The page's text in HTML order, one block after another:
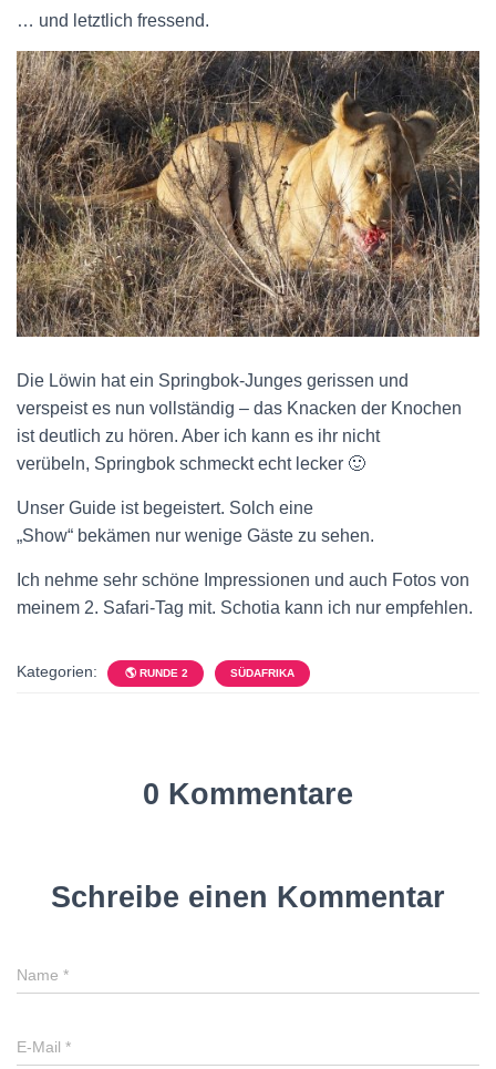
… und letztlich fressend.
Die Löwin hat ein Springbok-Junges gerissen und
verspeist es nun vollständig – das Knacken der Knochen
ist deutlich zu hören. Aber ich kann es ihr nicht
verübeln, Springbok schmeckt echt lecker 🙂
Unser Guide ist begeistert. Solch eine
„Show“ bekämen nur wenige Gäste zu sehen.
Ich nehme sehr schöne Impressionen und auch Fotos von
meinem 2. Safari-Tag mit. Schotia kann ich nur empfehlen.
Kategorien: 🌎 RUNDE 2 SÜDAFRIKA
0 Kommentare
Schreibe einen Kommentar
Name *
E-Mail *